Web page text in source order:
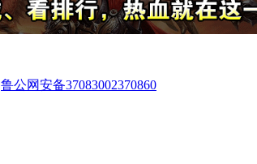
鲁公网安备37083002370860